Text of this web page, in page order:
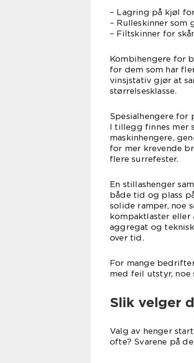
– Lagring på kjøl
– Rulleskinner
– Filtskinner for
Kombihengere for
for dem som har
vinsjstativ gjør at
størrelsesklasse.
Spesialhengere
I tillegg finnes mer
maskinhengere,
for mer krevende
flere surrefester.
En stillashenger
både tid og plass
solide ramper, noe
kompaktlaster eller
aggregat og
over tid.
For mange
med feil utstyr, noe
Slik velger
Valg av henger
ofte? Svarene på